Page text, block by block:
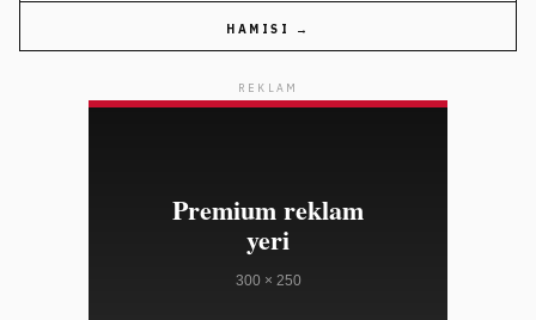
YAHOO FINANCE
YAHOO FINANCE
IRA yığanların ən çox etdiyi 3 səhv və həlli yolları
HAMISI →
REKLAM